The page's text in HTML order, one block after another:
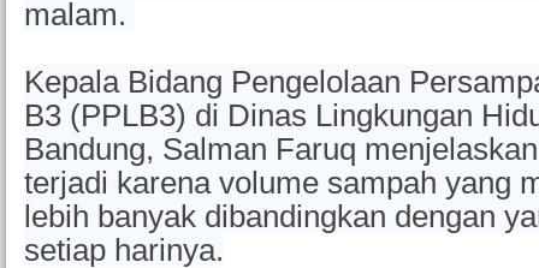
malam.
Kepala Bidang Pengelolaan
B3 (PPLB3) di Dinas Lingkungan
Bandung, Salman Faruq
terjadi karena volume sampah yang
lebih banyak dibandingkan dengan
setiap harinya.